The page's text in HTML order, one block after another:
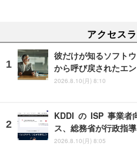
アクセス
彼だけが知るソフト
から呼び戻されたエ
2026.8.10(月) 8:10
KDDI の ISP 事業者
ス、総務省が行政指導
2026.8.10(月) 8:05